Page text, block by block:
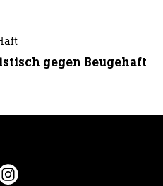
gegen Beugehaft